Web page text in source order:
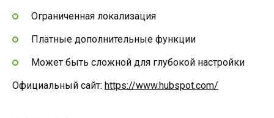
Ограниченная локализация
Платные дополнительные функции
Может быть сложной для глубокой настройки
Официальный сайт: https://www.hubspot.com/